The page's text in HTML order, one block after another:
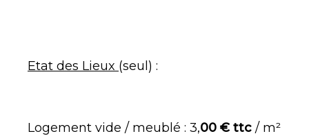
Etat des Lieux (seul) :
Logement vide / meublé : 3,00 € ttc / m²